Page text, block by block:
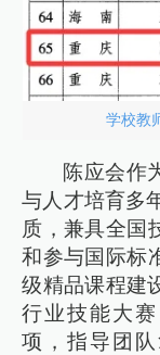
学校教
陈应会作
与人才培育多
质，兼具全国
和参与国际标
级精品课程建
行业技能大
项，指导团